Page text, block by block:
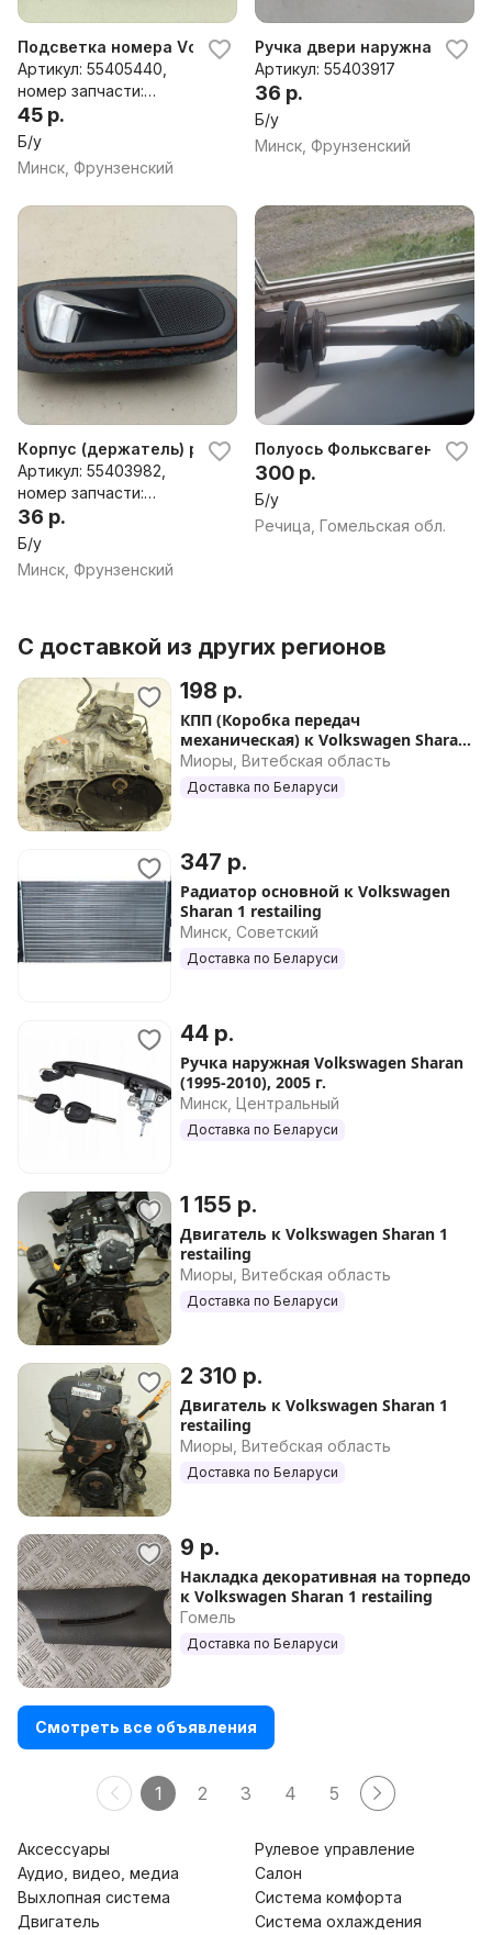
Подсветка номера Volkswagen Sharan (2000-2010)
Артикул: 55405440,
номер запчасти:
7M3943021B
45 р.
Б/у
Минск, Фрунзенский
Ручка двери наружная
Артикул: 55403917
36 р.
Б/у
Минск, Фрунзенский
Корпус (держатель) ручки двери задней правой Volks
Артикул: 55403982,
номер запчасти:
7M3837114
36 р.
Б/у
Минск, Фрунзенский
Полуось Фольксваген шаран
300 р.
Б/у
Речица, Гомельская обл.
С доставкой из других регионов
198 р.
КПП (Коробка передач
механическая) к Volkswagen Sharan
1 restailing
Миоры, Витебская область
Доставка по Беларуси
347 р.
Радиатор основной к Volkswagen
Sharan 1 restailing
Минск, Советский
Доставка по Беларуси
44 р.
Ручка наружная Volkswagen Sharan
(1995-2010), 2005 г.
Минск, Центральный
Доставка по Беларуси
1 155 р.
Двигатель к Volkswagen Sharan 1
restailing
Миоры, Витебская область
Доставка по Беларуси
2 310 р.
Двигатель к Volkswagen Sharan 1
restailing
Миоры, Витебская область
Доставка по Беларуси
9 р.
Накладка декоративная на торпедо
к Volkswagen Sharan 1 restailing
Гомель
Доставка по Беларуси
Смотреть все объявления
1 2 3 4 5
Аксессуары
Аудио, видео, медиа
Выхлопная система
Двигатель
Рулевое управление
Салон
Система комфорта
Система охлаждения